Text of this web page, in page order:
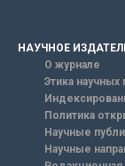
НАУЧНОЕ
О журнале
Этика научных
Политика
Научные
Научные